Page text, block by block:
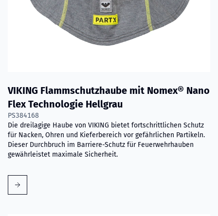
VIKING Flammschutzhaube mit Nomex® Nano
Flex Technologie Hellgrau
PS384168
Die dreilagige Haube von VIKING bietet fortschrittlichen Schutz
für Nacken, Ohren und Kieferbereich vor gefährlichen Partikeln.
Dieser Durchbruch im Barriere-Schutz für Feuerwehrhauben
gewährleistet maximale Sicherheit.